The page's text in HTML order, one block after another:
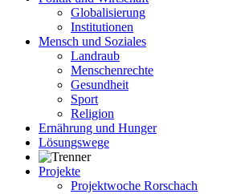
Globalisierung
Institutionen
Mensch und Soziales
Landraub
Menschenrechte
Gesundheit
Sport
Religion
Ernährung und Hunger
Lösungswege
Projekte
Projektwoche Rorschach